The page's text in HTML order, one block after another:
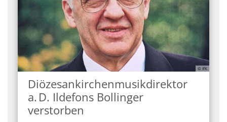
© IfK
Diözesankirchenmusikdirektor
a. D. Ildefons Bollinger
verstorben